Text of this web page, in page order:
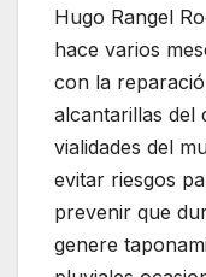
Hugo Rangel
hace varios
con la
alcantarillas del
vialidades del
evitar riesgos
prevenir que
genere